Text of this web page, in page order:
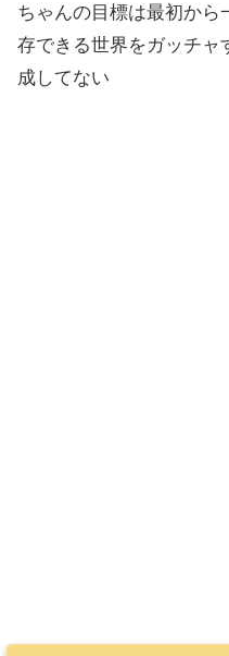
ちゃんの目標は最初から
存できる世界をガッチャ
成してない